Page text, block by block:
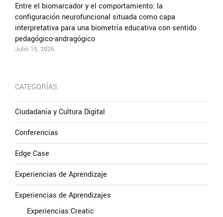
Entre el biomarcador y el comportamiento: la
configuración neurofuncional situada como capa
interpretativa para una biometría educativa con sentido
pedagógico-andragógico
Julio 15, 2026
CATEGORÍAS
Ciudadanía y Cultura Digital
Conferencias
Edge Case
Experiencias de Aprendizaje
Experiencias de Aprendizajes
Experiencias Creatic